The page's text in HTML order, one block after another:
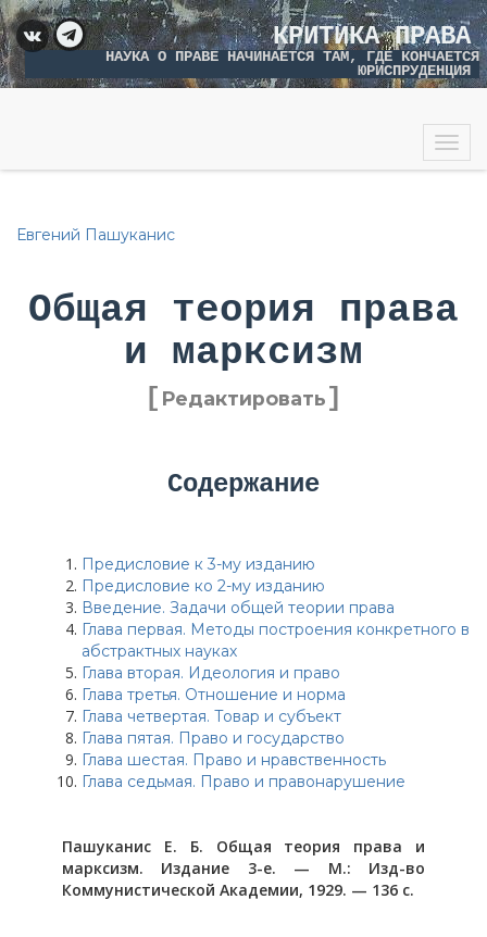
КРИТИКА ПРАВА
НАУКА О ПРАВЕ НАЧИНАЕТСЯ ТАМ, ГДЕ КОНЧАЕТСЯ
ЮРИСПРУДЕНЦИЯ
Евгений Пашуканис
Общая теория права
и марксизм
[ Редактировать]
Содержание
Предисловие к 3-му изданию
Предисловие ко 2-му изданию
Введение. Задачи общей теории права
Глава первая. Методы построения конкретного в
абстрактных науках
Глава вторая. Идеология и право
Глава третья. Отношение и норма
Глава четвертая. Товар и субъект
Глава пятая. Право и государство
Глава шестая. Право и нравственность
Глава седьмая. Право и правонарушение
Пашуканис Е. Б. Общая теория права и
марксизм. Издание 3-е. — М.: Изд-во
Коммунистической Академии, 1929. — 136 с.